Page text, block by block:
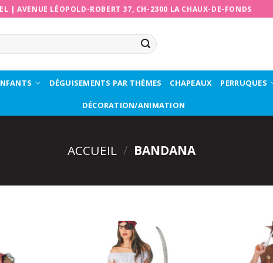
|AVENUE LÉOPOLD-ROBERT 37, CH-2300 LA CHAUX-DE-FONDS
DÉGUISEMENTS PAR THÈMES CHAPEAUX PERRUQUES
DÉCORATION/ANIMATION
ACCUEIL / BANDANA